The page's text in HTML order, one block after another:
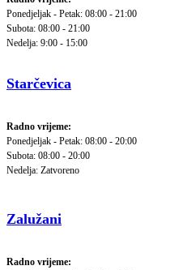
Ponedjeljak - Petak: 08:00 - 21:00
Subota: 08:00 - 21:00
Nedelja: 9:00 - 15:00
Starčevica
Radno vrijeme:
Ponedjeljak - Petak: 08:00 - 20:00
Subota: 08:00 - 20:00
Nedelja: Zatvoreno
Zalužani
Radno vrijeme: